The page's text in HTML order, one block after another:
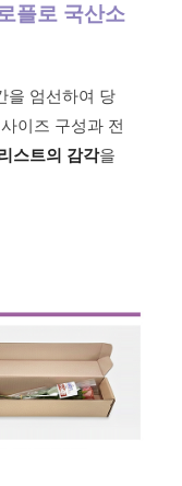
플로 국산소
을 엄선하여 당
이즈 구성과 전
스트의 감각을